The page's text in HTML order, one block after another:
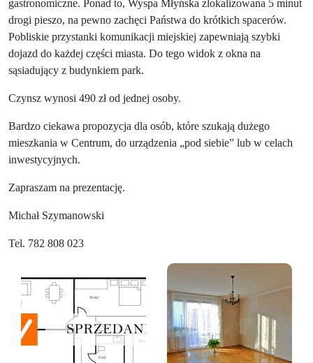
gastronomiczne. Ponad to, Wyspa Młyńska zlokalizowana 5 minut
drogi pieszo, na pewno zachęci Państwa do krótkich spacerów.
Pobliskie przystanki komunikacji miejskiej zapewniają szybki
dojazd do każdej części miasta. Do tego widok z okna na
sąsiadujący z budynkiem park.
Czynsz wynosi 490 zł od jednej osoby.
Bardzo ciekawa propozycja dla osób, które szukają dużego
mieszkania w Centrum, do urządzenia „pod siebie” lub w celach
inwestycyjnych.
Zapraszam na prezentację.
Michał Szymanowski
Tel. 782 808 023